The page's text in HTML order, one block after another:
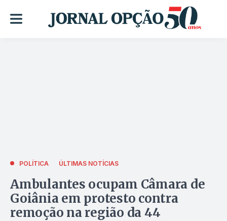
POLÍTICA ÚLTIMAS NOTÍCIAS
Ambulantes ocupam Câmara de
Goiânia em protesto contra
remoção na região da 44